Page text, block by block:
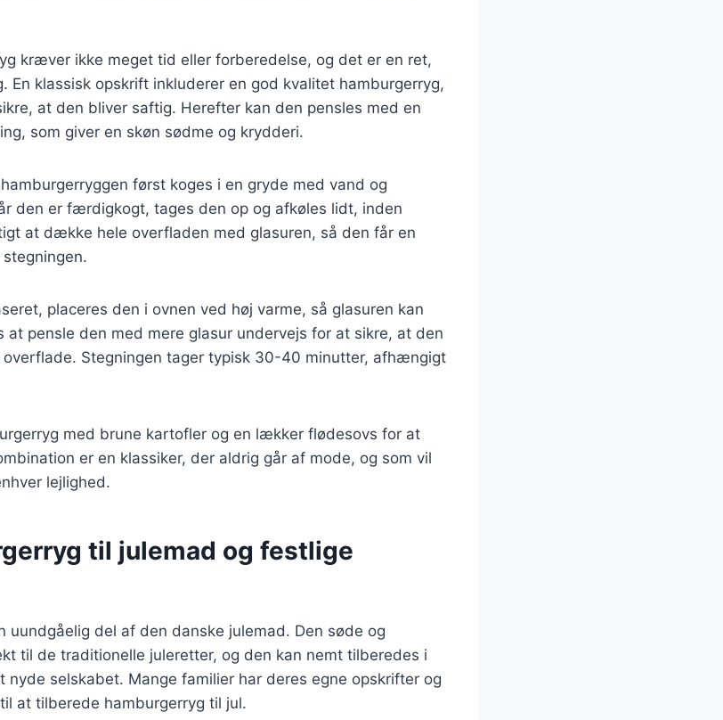
kræver ikke meget tid eller forberedelse, og det er en ret,
En klassisk opskrift inkluderer en god kvalitet hamburgerryg,
at den bliver saftig. Herefter kan den pensles med en
som giver en skøn sødme og krydderi.
først koges i en gryde med vand og
den er færdigkogt, tages den op og afkøles lidt, inden
at dække hele overfladen med glasuren, så den får en
placeres den i ovnen ved høj varme, så glasuren kan
at pensle den med mere glasur undervejs for at sikre, at den
Stegningen tager typisk 30-40 minutter, afhængigt
med brune kartofler og en lækker flødesovs for at
er en klassiker, der aldrig går af mode, og som vil
lejlighed.
til julemad og festlige
uundgåelig del af den danske julemad. Den søde og
til de traditionelle juleretter, og den kan nemt tilberedes i
nyde selskabet. Mange familier har deres egne opskrifter og
at tilberede hamburgerryg til jul.